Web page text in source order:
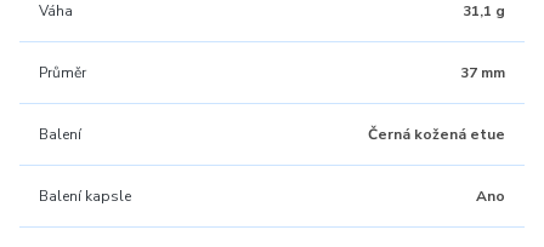
Váha 31,1 g
Průměr 37 mm
Balení Černá kožená etue
Balení kapsle Ano